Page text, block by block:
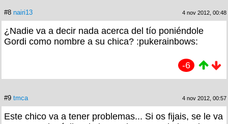
#8 nairi13 4 nov 2012, 00:48
¿Nadie va a decir nada acerca del tío poniéndole
Gordi como nombre a su chica? :pukerainbows:
-6
#9 tmca 4 nov 2012, 00:57
Este chico va a tener problemas... Si os fijais, se le va